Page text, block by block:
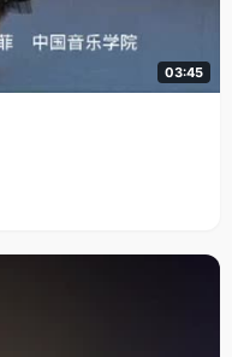
03:45